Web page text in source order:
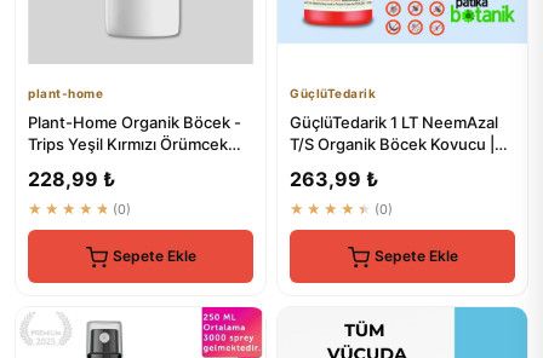
plant-home
Plant-Home Organik Böcek -
Trips Yeşil Kırmızı Örümcek
228,99 ₺
★★★★★ (0)
Sepete Ekle
GüçlüTedarik
GüçlüTedarik 1 LT NeemAzal
T/S Organik Böcek Kovucu |
263,99 ₺
★★★★★ (0)
Sepete Ekle